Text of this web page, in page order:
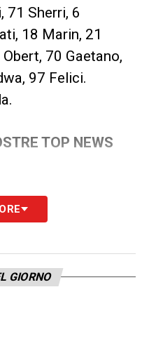
71 Sherri, 6
18 Marin, 21
70 Gaetano,
97 Felici.
TOP NEWS
GIORNO